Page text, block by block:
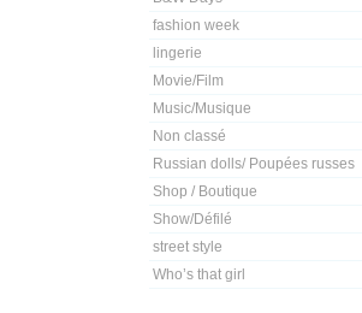
fashion week
lingerie
Movie/Film
Music/Musique
Non classé
Russian dolls/ Poupées russes
Shop / Boutique
Show/Défilé
street style
Who’s that girl